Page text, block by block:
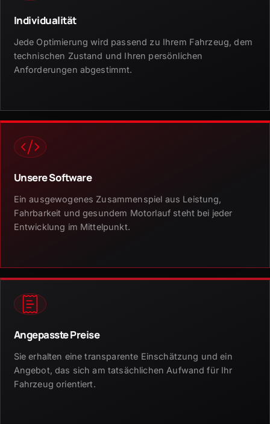
Individualität
Jede Optimierung wird passend zu Ihrem Fahrzeug, dem
technischen Zustand und Ihren persönlichen
Anforderungen abgestimmt.
Unsere Software
Ein ausgewogenes Zusammenspiel aus Leistung,
Fahrbarkeit und gesundem Motorlauf steht bei jeder
Entwicklung im Mittelpunkt.
Angepasste Preise
Sie erhalten eine transparente Einschätzung und ein
Angebot, das sich am tatsächlichen Aufwand für Ihr
Fahrzeug orientiert.